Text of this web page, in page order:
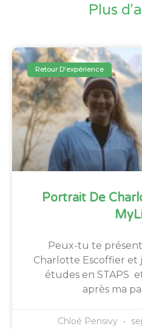
Plus
Retour D'expérience
Portrait De
Peux-tu te
Charlotte Escoffier et
études en STAPS
après ma
Chloé Pensivy